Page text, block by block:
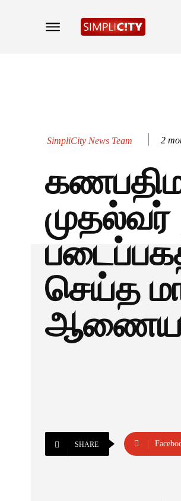
SimpliCity News Team 2
முதல்வர்
செய்த
SHARE